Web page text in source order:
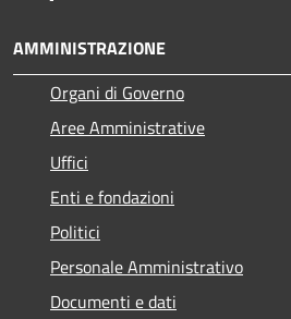
AMMINISTRAZIONE
Organi di Governo
Aree Amministrative
Uffici
Enti e fondazioni
Politici
Personale Amministrativo
Documenti e dati